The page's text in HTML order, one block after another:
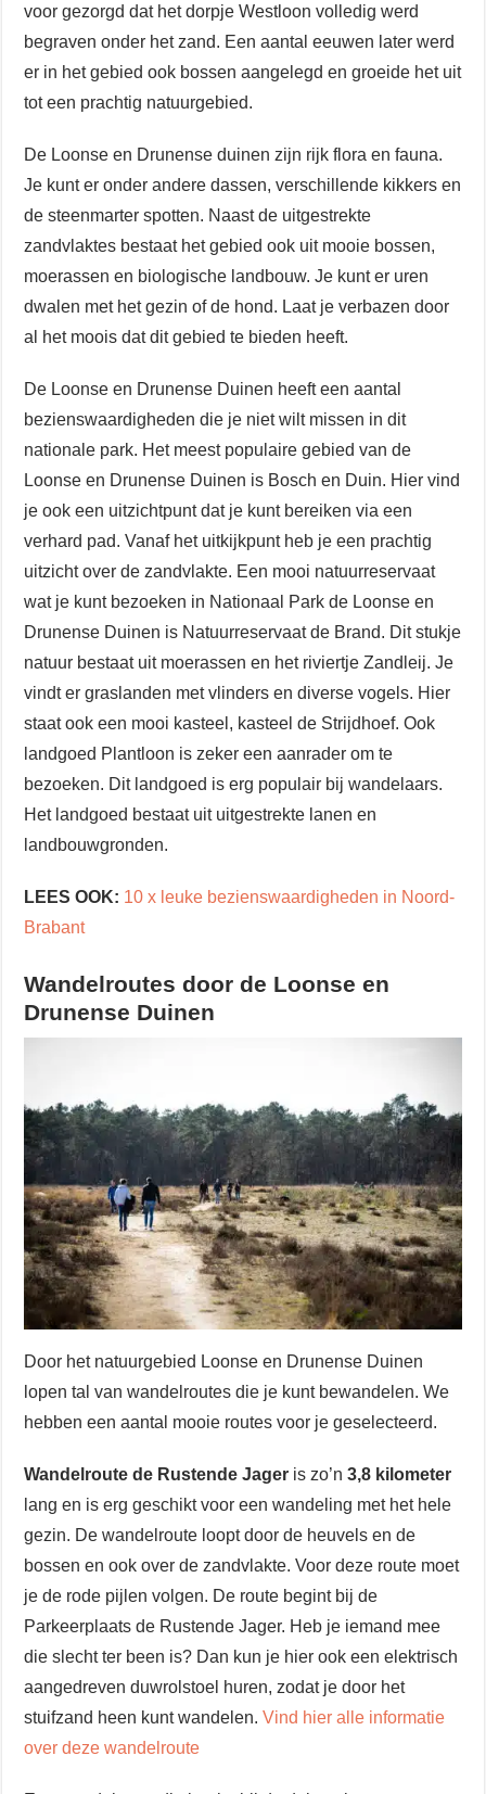
voor gezorgd dat het dorpje Westloon volledig werd
begraven onder het zand. Een aantal eeuwen later werd
er in het gebied ook bossen aangelegd en groeide het uit
tot een prachtig natuurgebied.
De Loonse en Drunense duinen zijn rijk flora en fauna.
Je kunt er onder andere dassen, verschillende kikkers en
de steenmarter spotten. Naast de uitgestrekte
zandvlaktes bestaat het gebied ook uit mooie bossen,
moerassen en biologische landbouw. Je kunt er uren
dwalen met het gezin of de hond. Laat je verbazen door
al het moois dat dit gebied te bieden heeft.
De Loonse en Drunense Duinen heeft een aantal
bezienswaardigheden die je niet wilt missen in dit
nationale park. Het meest populaire gebied van de
Loonse en Drunense Duinen is Bosch en Duin. Hier vind
je ook een uitzichtpunt dat je kunt bereiken via een
verhard pad. Vanaf het uitkijkpunt heb je een prachtig
uitzicht over de zandvlakte. Een mooi natuurreservaat
wat je kunt bezoeken in Nationaal Park de Loonse en
Drunense Duinen is Natuurreservaat de Brand. Dit stukje
natuur bestaat uit moerassen en het riviertje Zandleij. Je
vindt er graslanden met vlinders en diverse vogels. Hier
staat ook een mooi kasteel, kasteel de Strijdhoef. Ook
landgoed Plantloon is zeker een aanrader om te
bezoeken. Dit landgoed is erg populair bij wandelaars.
Het landgoed bestaat uit uitgestrekte lanen en
landbouwgronden.
LEES OOK: 10 x leuke bezienswaardigheden in Noord-
Brabant
Wandelroutes door de Loonse en
Drunense Duinen
Door het natuurgebied Loonse en Drunense Duinen
lopen tal van wandelroutes die je kunt bewandelen. We
hebben een aantal mooie routes voor je geselecteerd.
Wandelroute de Rustende Jager is zo’n3,8 kilometer
lang en is erg geschikt voor een wandeling met het hele
gezin. De wandelroute loopt door de heuvels en de
bossen en ook over de zandvlakte. Voor deze route moet
je de rode pijlen volgen. De route begint bij de
Parkeerplaats de Rustende Jager. Heb je iemand mee
die slecht ter been is? Dan kun je hier ook een elektrisch
aangedreven duwrolstoel huren, zodat je door het
stuifzand heen kunt wandelen.Vind hier alle informatie
over deze wandelroute